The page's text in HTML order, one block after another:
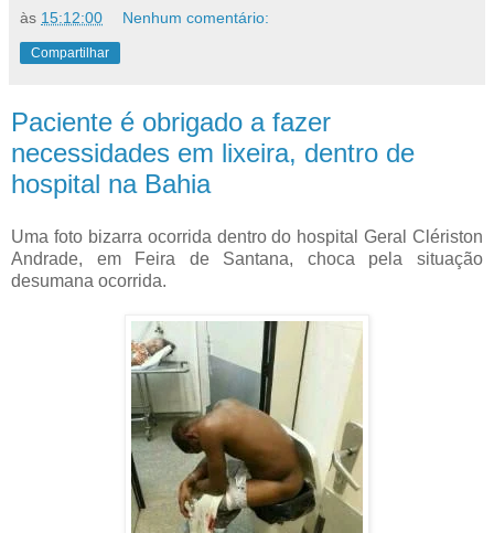
às 15:12:00 Nenhum comentário:
Compartilhar
Paciente é obrigado a fazer
necessidades em lixeira, dentro de
hospital na Bahia
Uma foto bizarra ocorrida dentro do hospital Geral Clériston
Andrade, em Feira de Santana, choca pela situação
desumana ocorrida.